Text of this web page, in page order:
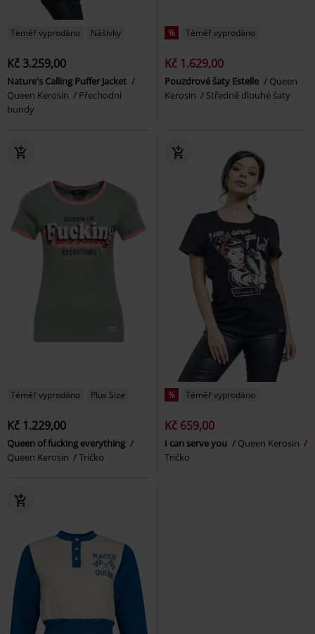
Téměř vyprodáno Nášivky
Kč 3.259,00
Nature's Calling Puffer Jacket
Queen Kerosin
Přechodní
bundy
% Téměř vyprodáno
Kč 1.629,00
Pouzdrové šaty Estelle
Queen
Kerosin
Středně dlouhé šaty
Téměř vyprodáno Plus Size
Kč 1.229,00
Queen of fucking everything
Queen Kerosin
Tričko
% Téměř vyprodáno
Kč 659,00
I can serve you
Queen Kerosin
Tričko